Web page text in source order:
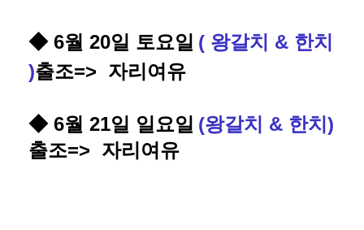
◆ 6월 20일 토요일 ( 왕갈치 & 한치
)출조=> 자리여유
◆ 6월 21일 일요일 (왕갈치 & 한치 )
출조=> 자리여유